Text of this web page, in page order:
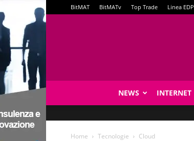
BitMAT BitMATv Top Trade Linea EDP
NEWS INTERNET
Home Tecnologie Cloud